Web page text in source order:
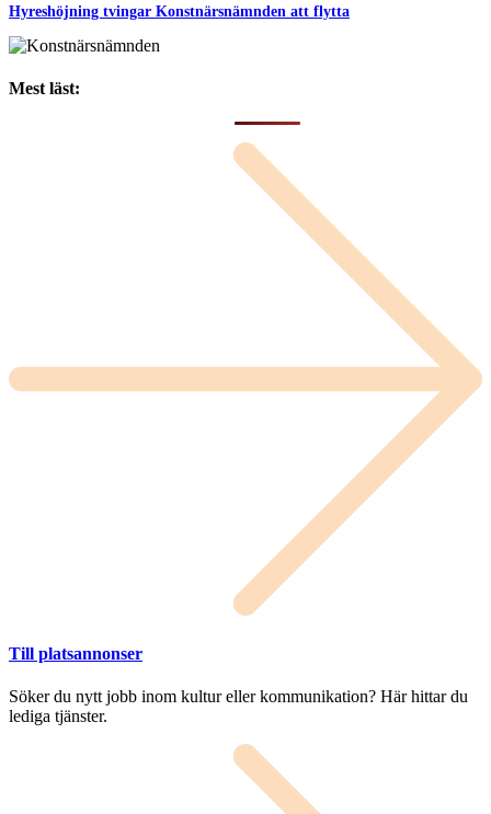
Hyreshöjning tvingar Konstnärsnämnden att flytta
Mest läst:
Till platsannonser
Söker du nytt jobb inom kultur eller kommunikation? Här hittar du
lediga tjänster.